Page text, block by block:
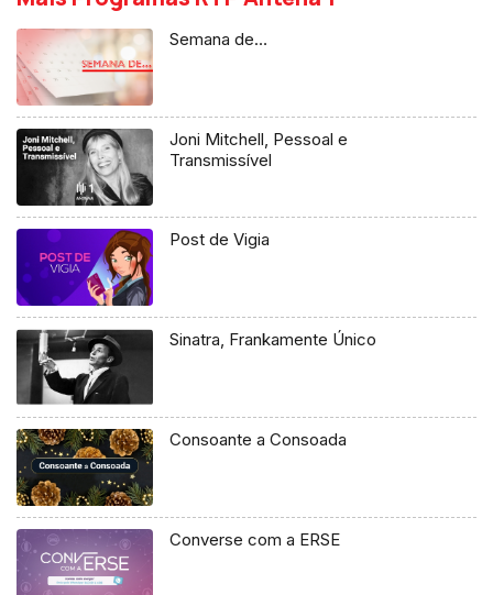
Semana de…
Joni Mitchell, Pessoal e
Transmissível
Post de Vigia
Sinatra, Frankamente Único
Consoante a Consoada
Converse com a ERSE